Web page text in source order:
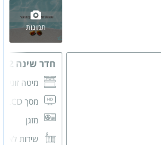
תמונות
חדר שינה 2
מיטה זוגית
מסך LCD
מזגן
שידות